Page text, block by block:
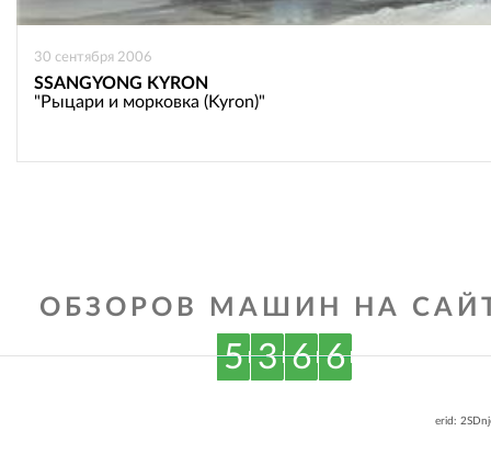
30 сентября 2006
SSANGYONG KYRON
"Рыцари и морковка (Kyron)"
ОБЗОРОВ МАШИН НА
5 3 6 6
erid: